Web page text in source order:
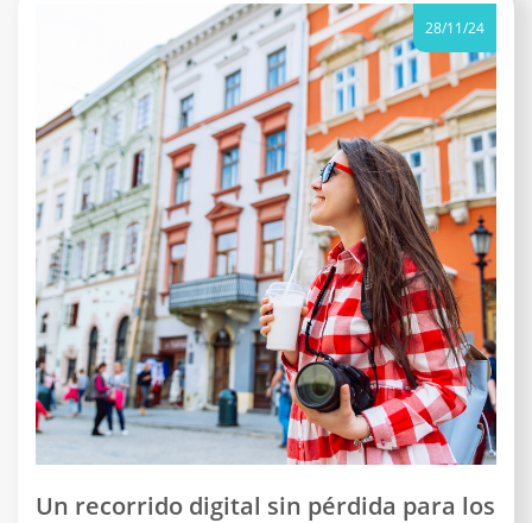
28/11/24
Un recorrido digital sin pérdida para los